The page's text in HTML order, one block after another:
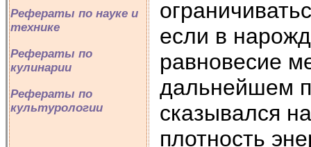
Рефераты по науке и
технике
Рефераты по
кулинарии
Рефераты по
культурологии
если в
равновесие
дальнейшем
сказывался
плотность